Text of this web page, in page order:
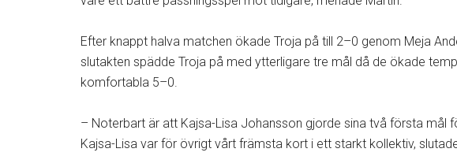
Efter knappt halva matchen ökade Troja på till 2–0 genom Meja
slutakten spädde Troja på med ytterligare tre mål då de ökade
komfortabla 5–0.
– Noterbart är att Kajsa-Lisa Johansson gjorde sina två första mål
Kajsa-Lisa var för övrigt vårt främsta kort i ett starkt kollektiv,